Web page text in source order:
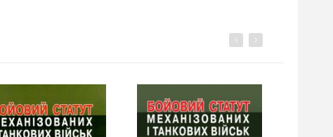
Previous
Next